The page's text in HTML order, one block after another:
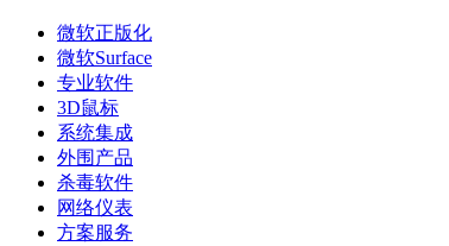
微软正版化
微软Surface
专业软件
3D鼠标
系统集成
外围产品
杀毒软件
网络仪表
方案服务